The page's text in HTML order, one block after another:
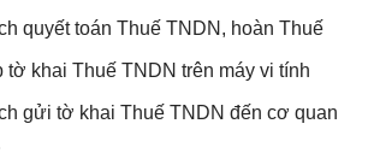
quyết toán Thuế TNDN, hoàn Thuế
tờ khai Thuế TNDN trên máy vi tính
gửi tờ khai Thuế TNDN đến cơ quan